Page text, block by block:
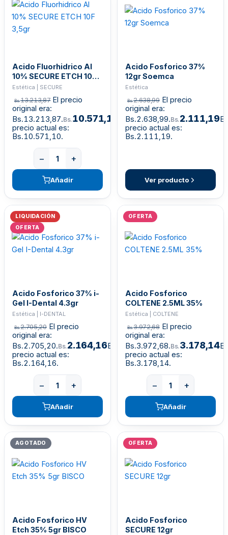
Acido Fluorhidrico Al
10% SECURE ETCH 10F
3,5gr
Estética | SECURE
Bs.13.213,87 El precio
original era:
Bs.13.213,87.Bs.10.571,10
precio actual es:
Bs.10.571,10.
− +
Añadir
Acido Fosforico 37%
12gr Soemca
Estética
Bs.2.638,99 El precio
original era:
Bs.2.638,99.Bs.2.111,19El
precio actual es:
Bs.2.111,19.
Ver producto
LIQUIDACIÓN
OFERTA
Acido Fosforico 37% i-
Gel I-Dental 4.3gr
Estética | I-DENTAL
Bs.2.705,20 El precio
original era:
Bs.2.705,20.Bs.2.164,16 El
precio actual es:
Bs.2.164,16.
− +
Añadir
OFERTA
Acido Fosforico
COLTENE 2.5ML 35%
Estética | COLTENE
Bs.3.972,68 El precio
original era:
Bs.3.972,68.Bs.3.178,14El
precio actual es:
Bs.3.178,14.
− +
Añadir
AGOTADO
Acido Fosforico HV
Etch 35% 5gr BISCO
OFERTA
Acido Fosforico
SECURE 12gr